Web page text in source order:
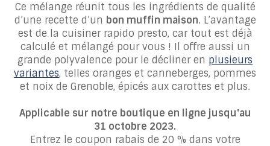
Ce mélange réunit tous les ingrédients de qualité
d’une recette d’un bon muffin maison. L’avantage
est de la cuisiner rapido presto, car tout est déjà
calculé et mélangé pour vous ! Il offre aussi un
grande polyvalence pour le décliner en plusieurs
variantes, telles oranges et canneberges, pommes
et noix de Grenoble, épicés aux carottes et plus.
Applicable sur notre boutique en ligne jusqu'au
31 octobre 2023.
Entrez le coupon rabais de 20 % dans votre